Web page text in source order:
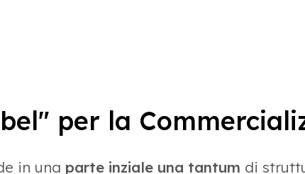
per la
in una parte inziale una tantum di